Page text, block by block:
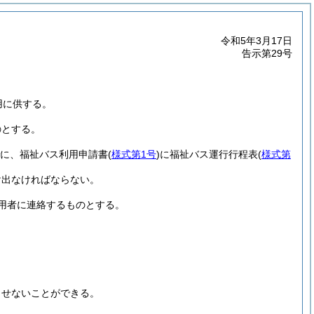
令和5年3月17日
告示第29号
供する。
する。
、福祉バス利用申請書(様式第1号)に福祉バス運行行程表(様式第
なければならない。
に連絡するものとする。
ないことができる。